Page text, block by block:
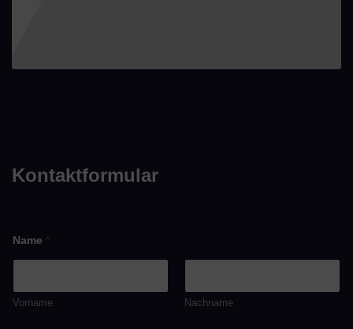
Kontaktformular
a
a
m
Name *
Vorname Nachname